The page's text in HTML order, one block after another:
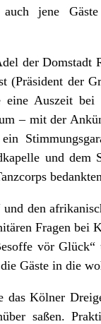
jene
der
(Präsident der
Auszeit bei
– mit der
und dem
den
Fragen bei
vör
Gäste in die
Kölner
saßen.